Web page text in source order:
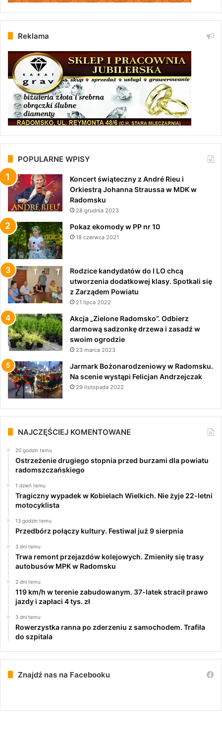
Reklama
POPULARNE WPISY
Koncert świąteczny z André Rieu i
Orkiestrą Johanna Straussa w MDK w
Radomsku
28 grudnia 2023
Pokaz ekomody w PP nr 10
18 czerwca 2021
Rodzice kandydatów do I LO chcą
utworzenia dodatkowej klasy. Spotkali się
z Zarządem Powiatu
21 lipca 2022
Akcja „Zielone Radomsko”. Odbierz
darmową sadzonkę drzewa i zasadź w
swoim ogrodzie
23 marca 2023
Jarmark Bożonarodzeniowy w Radomsku.
Na scenie wystąpi Felicjan Andrzejczak
29 listopada 2022
NAJCZĘŚCIEJ KOMENTOWANE
20 godzin temu
Ostrzeżenie drugiego stopnia przed burzami dla powiatu
radomszczańskiego
1 dzień temu
Tragiczny wypadek w Kobielach Wielkich. Nie żyje 22-letni
motocyklista
13 godzin temu
Przedbórz połączy kultury. Festiwal już 9 sierpnia
3 dni temu
Trwa remont przejazdów kolejowych. Zmieniły się trasy
autobusów MPK w Radomsku
2 dni temu
119 km/h w terenie zabudowanym. 37-latek stracił prawo
jazdy i zapłaci 4 tys. zł
3 dni temu
Rowerzystka ranna po zderzeniu z samochodem. Trafiła
do szpitala
Znajdź nas na Facebooku